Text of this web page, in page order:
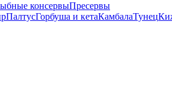
консервыПресервы
ПалтусГорбуша и кетаКамбалаТунец